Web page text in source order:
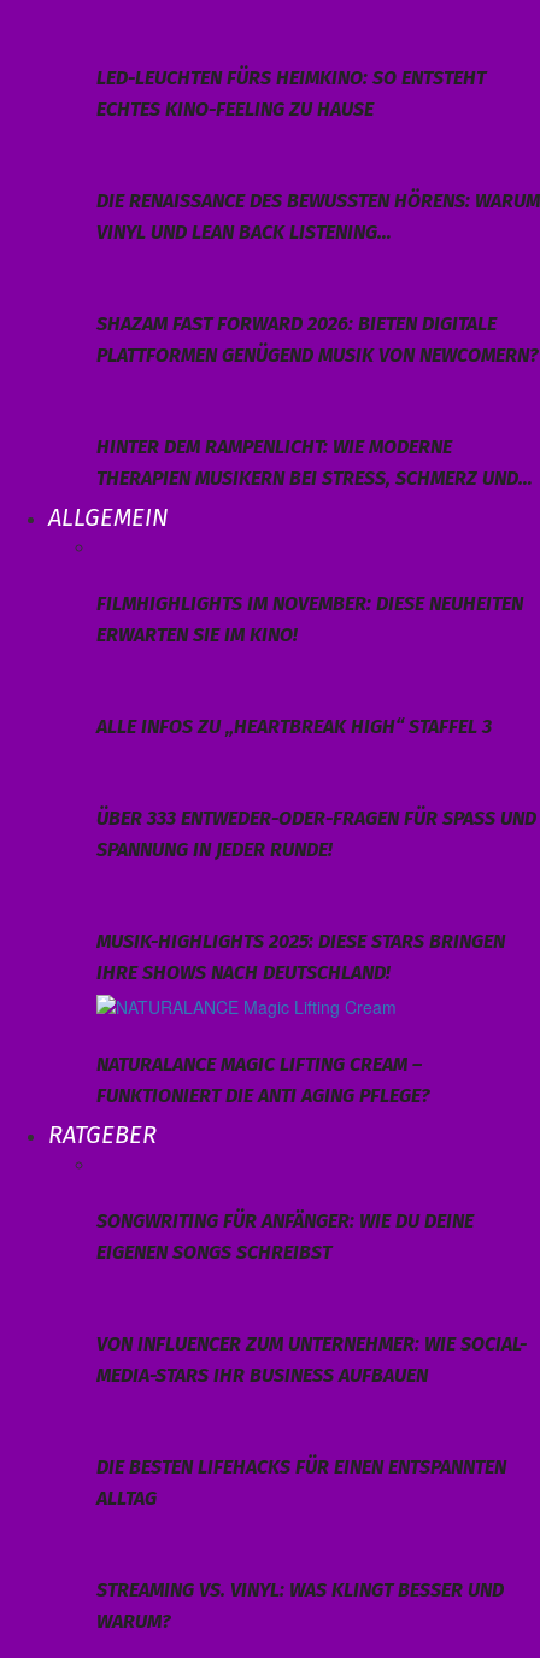
LED-LEUCHTEN FÜRS HEIMKINO: SO ENTSTEHT
ECHTES KINO-FEELING ZU HAUSE
DIE RENAISSANCE DES BEWUSSTEN HÖRENS: WARUM
VINYL UND LEAN BACK LISTENING…
SHAZAM FAST FORWARD 2026: BIETEN DIGITALE
PLATTFORMEN GENÜGEND MUSIK VON NEWCOMERN?
HINTER DEM RAMPENLICHT: WIE MODERNE
THERAPIEN MUSIKERN BEI STRESS, SCHMERZ UND…
ALLGEMEIN
FILMHIGHLIGHTS IM NOVEMBER: DIESE NEUHEITEN
ERWARTEN SIE IM KINO!
ALLE INFOS ZU „HEARTBREAK HIGH“ STAFFEL 3
ÜBER 333 ENTWEDER-ODER-FRAGEN FÜR SPASS UND S
PANNUNG IN JEDER RUNDE!
MUSIK-HIGHLIGHTS 2025: DIESE STARS BRINGEN
IHRE SHOWS NACH DEUTSCHLAND!
NATURALANCE MAGIC LIFTING CREAM –
FUNKTIONIERT DIE ANTI AGING PFLEGE?
RATGEBER
SONGWRITING FÜR ANFÄNGER: WIE DU DEINE
EIGENEN SONGS SCHREIBST
VON INFLUENCER ZUM UNTERNEHMER: WIE SOCIAL-
MEDIA-STARS IHR BUSINESS AUFBAUEN
DIE BESTEN LIFEHACKS FÜR EINEN ENTSPANNTEN
ALLTAG
STREAMING VS. VINYL: WAS KLINGT BESSER UND
WARUM?